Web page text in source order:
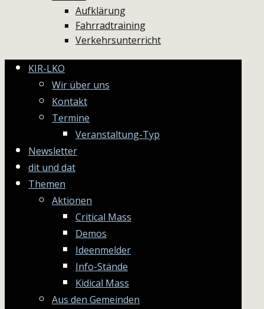
Aufklärung
Fahrradtraining
Verkehrsunterricht
KIR-LKO
Wir über uns
Kontakt
Termine
Veranstaltung-Typ
Newsletter
dit und dat
Themen
Aktionen
Critical Mass
Demos
Ideenmelder
Info-Stände
Kidical Mass
Aus den Gemeinden